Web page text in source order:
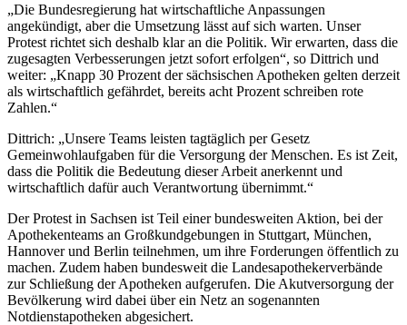
„Die Bundesregierung hat wirtschaftliche Anpassungen
angekündigt, aber die Umsetzung lässt auf sich warten. Unser
Protest richtet sich deshalb klar an die Politik. Wir erwarten, dass die
zugesagten Verbesserungen jetzt sofort erfolgen“, so Dittrich und
weiter: „Knapp 30 Prozent der sächsischen Apotheken gelten derzeit
als wirtschaftlich gefährdet, bereits acht Prozent schreiben rote
Zahlen.“
Dittrich: „Unsere Teams leisten tagtäglich per Gesetz
Gemeinwohlaufgaben für die Versorgung der Menschen. Es ist Zeit,
dass die Politik die Bedeutung dieser Arbeit anerkennt und
wirtschaftlich dafür auch Verantwortung übernimmt.“
Der Protest in Sachsen ist Teil einer bundesweiten Aktion, bei der
Apothekenteams an Großkundgebungen in Stuttgart, München,
Hannover und Berlin teilnehmen, um ihre Forderungen öffentlich zu
machen. Zudem haben bundesweit die Landesapothekerverbände
zur Schließung der Apotheken aufgerufen. Die Akutversorgung der
Bevölkerung wird dabei über ein Netz an sogenannten
Notdienstapotheken abgesichert.